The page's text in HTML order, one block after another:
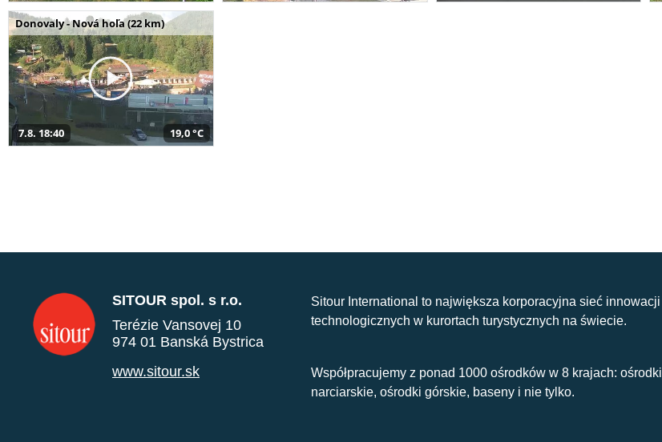
Donovaly - Nová hoľa (22 km)
7.8. 18:40 19,0 °C
SITOUR spol. s r.o.
Terézie Vansovej 10
974 01 Banská Bystrica
www.sitour.sk
Sitour International to największa korporacyjna sieć innowacji
technologicznych w kurortach turystycznych na świecie.
Współpracujemy z ponad 1000 ośrodków w 8 krajach: ośrodki
narciarskie, ośrodki górskie, baseny i nie tylko.